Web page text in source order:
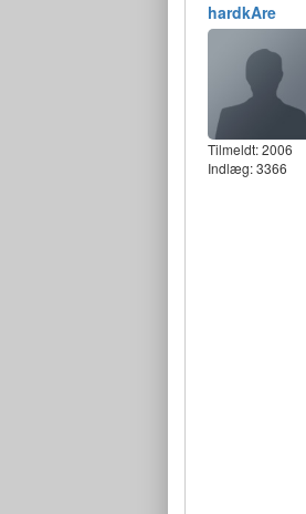
hardkAre
Tilmeldt:2006
Indlæg: 3366